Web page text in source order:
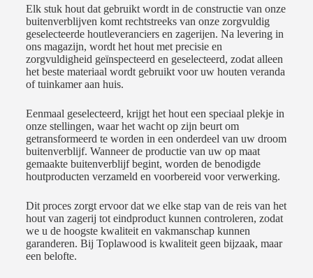
Elk stuk hout dat gebruikt wordt in de constructie van onze
buitenverblijven komt rechtstreeks van onze zorgvuldig
geselecteerde houtleveranciers en zagerijen. Na levering in
ons magazijn, wordt het hout met precisie en
zorgvuldigheid geïnspecteerd en geselecteerd, zodat alleen
het beste materiaal wordt gebruikt voor uw houten veranda
of tuinkamer aan huis.
Eenmaal geselecteerd, krijgt het hout een speciaal plekje in
onze stellingen, waar het wacht op zijn beurt om
getransformeerd te worden in een onderdeel van uw droom
buitenverblijf. Wanneer de productie van uw op maat
gemaakte buitenverblijf begint, worden de benodigde
houtproducten verzameld en voorbereid voor verwerking.
Dit proces zorgt ervoor dat we elke stap van de reis van het
hout van zagerij tot eindproduct kunnen controleren, zodat
we u de hoogste kwaliteit en vakmanschap kunnen
garanderen. Bij Toplawood is kwaliteit geen bijzaak, maar
een belofte.